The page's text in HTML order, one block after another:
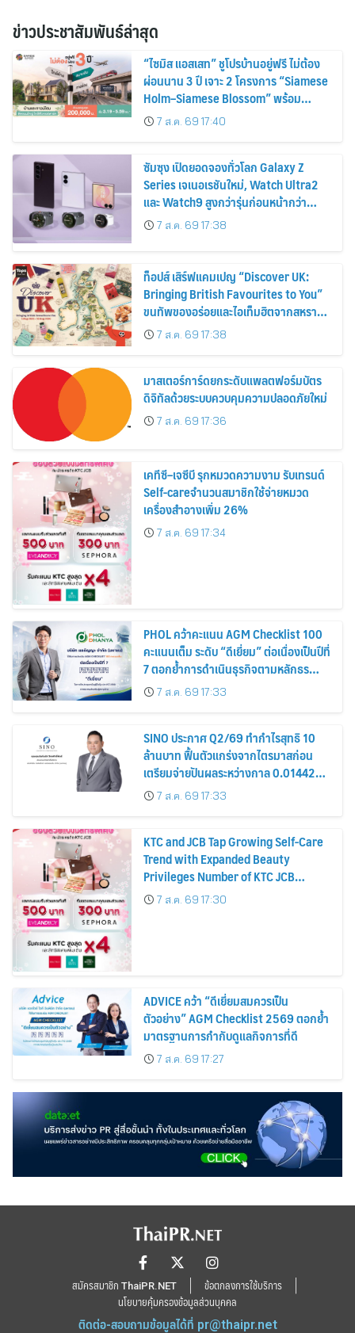
ข่าวประชาสัมพันธ์ล่าสุด
“ไซมิส แอสเสท” ชูโปรบ้านอยู่ฟรี ไม่ต้อง
ผ่อนนาน 3 ปี เจาะ 2 โครงการ “Siamese
Holm–Siamese Blossom” พร้อม
ส่วนลดและสิทธิพิเศษถึง 31 สิงหาคม
2569
7 ส.ค. 69 17:40
ซัมซุง เปิดยอดจองทั่วโลก Galaxy Z
Series เจเนอเรชันใหม่, Watch Ultra2
และ Watch9 สูงกว่ารุ่นก่อนหน้ากว่า
30%7 ส.ค. 69 17:38
ท็อปส์ เสิร์ฟแคมเปญ “Discover UK:
Bringing British Favourites to You”
ขนทัพของอร่อยและไอเท็มฮิตจากสหราช
อาณาจักร ส่งตรงถึงมือตั้งแต่วันนี้ – 18
สิงหาคมนี้
7 ส.ค. 69 17:38
มาสเตอร์การ์ดยกระดับแพลตฟอร์มบัตร
ดิจิทัลด้วยระบบควบคุมความปลอดภัยใหม่
7 ส.ค. 69 17:36
เคทีซี–เจซีบี รุกหมวดความงาม รับเทรนด์
Self-careจำนวนสมาชิกใช้จ่ายหมวด
เครื่องสำอางเพิ่ม 26%
7 ส.ค. 69 17:34
PHOL คว้าคะแนน AGM Checklist 100
คะแนนเต็ม ระดับ “ดีเยี่ยม” ต่อเนื่องเป็นปีที่
7 ตอกย้ำการดำเนินธุรกิจตามหลักธร
รมาภิบาล โปร่งใส สร้างความเชื่อมั่นผู้ถือ
หุ้น
7 ส.ค. 69 17:33
SINO ประกาศ Q2/69 ทำกำไรสุทธิ 10
ล้านบาท ฟื้นตัวแกร่งจากไตรมาสก่อน
เตรียมจ่ายปันผลระหว่างกาล 0.014423
บาทต่อหุ้น ครึ่งปีหลังมุ่งเติบโตต่อเนื่อง
7 ส.ค. 69 17:33
KTC and JCB Tap Growing Self-Care
Trend with Expanded Beauty
Privileges Number of KTC JCB
Cardmembers Spending on
Cosmetics Rises 26%
7 ส.ค. 69 17:30
ADVICE คว้า “ดีเยี่ยมสมควรเป็น
ตัวอย่าง” AGM Checklist 2569 ตอกย้ำ
มาตรฐานการกำกับดูแลกิจการที่ดี
7 ส.ค. 69 17:27
สมัครสมาชิก ThaiPR.NET
ข้อตกลงการใช้บริการ
นโยบายคุ้มครองข้อมูลส่วนบุคคล
ติดต่อ-สอบถามข้อมูลได้ที่ pr@thaipr.net